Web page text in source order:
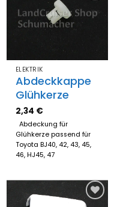
Zum
Merkzettel
hinzufügen
ELEKTRIK
Abdeckkappe
Glühkerze
2,34 €
Abdeckung für
Glühkerze passend für
Toyota BJ40, 42, 43, 45,
46, HJ45, 47